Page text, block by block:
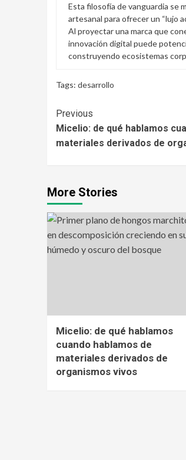
Esta filosofía de vanguardia se
artesanal para ofrecer un “lujo
Al proyectar una marca que
innovación digital puede
construyendo ecosistemas
Tags: desarrollo
Continue
Reading
Previous
Micelio: de qué hablamos
materiales derivados de
More Stories
Micelio: de qué hablamos
cuando hablamos de
materiales derivados de
organismos vivos